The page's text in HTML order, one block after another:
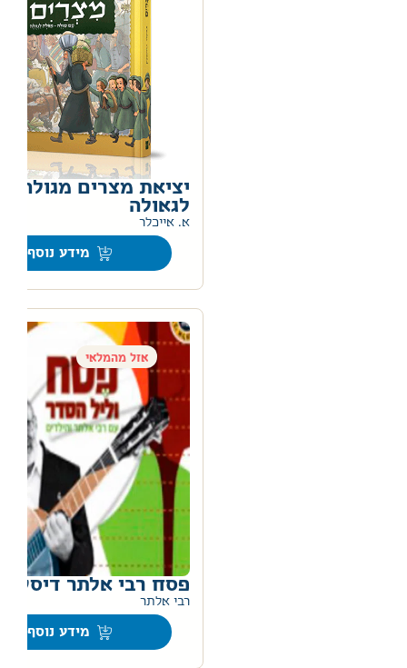
יציאת מצרים מגולה
לגאולה
א. אייכלר
מידע נוסף
אזל מהמלאי
פסח רבי אלתר דיסק
רבי אלתר
מידע נוסף